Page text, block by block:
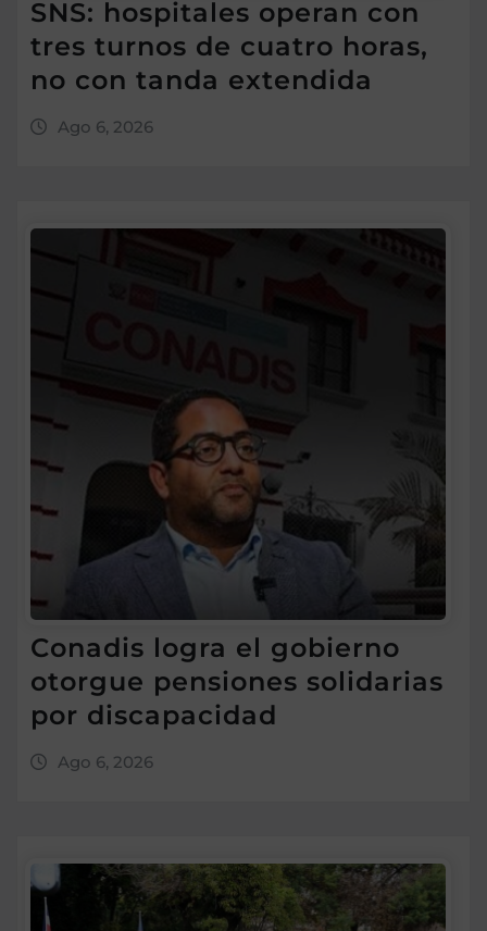
SNS: hospitales operan con
tres turnos de cuatro horas,
no con tanda extendida
Ago 6, 2026
Conadis logra el gobierno
otorgue pensiones solidarias
por discapacidad
Ago 6, 2026